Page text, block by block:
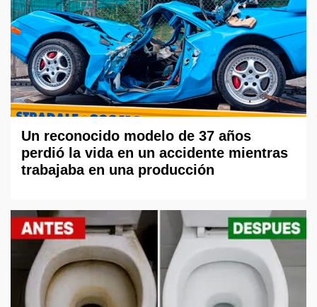
Un reconocido modelo de 37 años
perdió la vida en un accidente mientras
trabajaba en una producción